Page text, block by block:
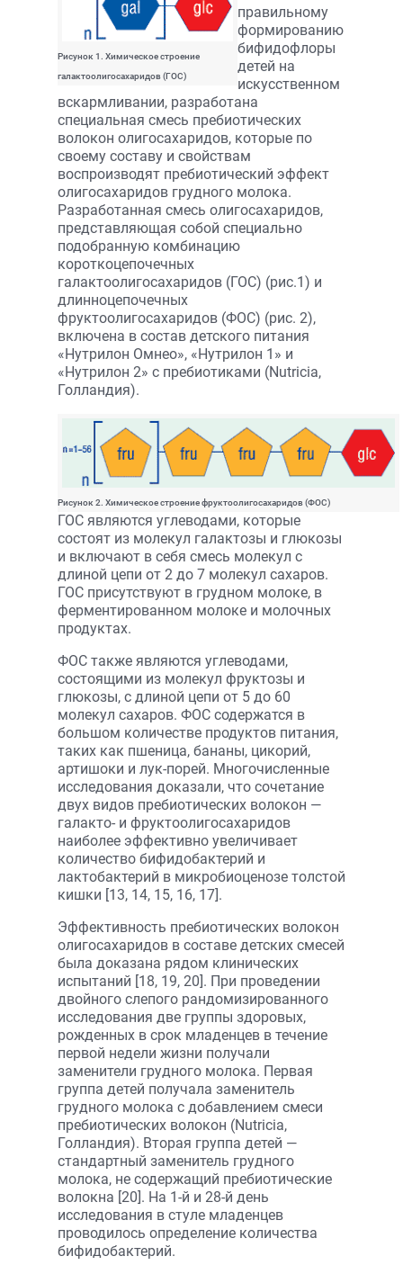
Рисунок 1. Химическое строение
галактоолигосахаридов (ГОС)
правильному
формированию
бифидофлоры
детей на
искусственном
вскармливании, разработана
специальная смесь пребиотических
волокон олигосахаридов, которые по
своему составу и свойствам
воспроизводят пребиотический эффект
олигосахаридов грудного молока.
Разработанная смесь олигосахаридов,
представляющая собой специально
подобранную комбинацию
короткоцепочечных
галактоолигосахаридов (ГОС) (рис.1) и
длинноцепочечных
фруктоолигосахаридов (ФОС) (рис. 2),
включена в состав детского питания
«Нутрилон Омнео», «Нутрилон 1» и
«Нутрилон 2» с пребиотиками (Nutricia,
Голландия).
Рисунок 2. Химическое строение фруктоолигосахаридов (ФОС)
ГОС являются углеводами, которые
состоят из молекул галактозы и глюкозы
и включают в себя смесь молекул с
длиной цепи от 2 до 7 молекул сахаров.
ГОС присутствуют в грудном молоке, в
ферментированном молоке и молочных
продуктах.
ФОС также являются углеводами,
состоящими из молекул фруктозы и
глюкозы, с длиной цепи от 5 до 60
молекул сахаров. ФОС содержатся в
большом количестве продуктов питания,
таких как пшеница, бананы, цикорий,
артишоки и лук-порей. Многочисленные
исследования доказали, что сочетание
двух видов пребиотических волокон —
галакто- и фруктоолигосахаридов
наиболее эффективно увеличивает
количество бифидобактерий и
лактобактерий в микробиоценозе толстой
кишки [13, 14, 15, 16, 17].
Эффективность пребиотических волокон
олигосахаридов в составе детских смесей
была доказана рядом клинических
испытаний [18, 19, 20]. При проведении
двойного слепого рандомизированного
исследования две группы здоровых,
рожденных в срок младенцев в течение
первой недели жизни получали
заменители грудного молока. Первая
группа детей получала заменитель
грудного молока с добавлением смеси
пребиотических волокон (Nutricia,
Голландия). Вторая группа детей —
стандартный заменитель грудного
молока, не содержащий пребиотические
волокна [20]. На 1-й и 28-й день
исследования в стуле младенцев
проводилось определение количества
бифидобактерий.